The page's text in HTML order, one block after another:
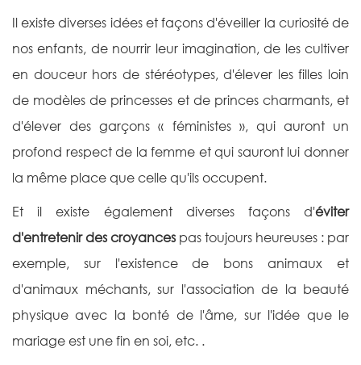
Il existe diverses idées et façons d'éveiller la curiosité de
nos enfants, de nourrir leur imagination, de les cultiver
en douceur hors de stéréotypes, d'élever les filles loin
de modèles de princesses et de princes charmants, et
d'élever des garçons « féministes », qui auront un
profond respect de la femme et qui sauront lui donner
la même place que celle qu'ils occupent.
Et il existe également diverses façons d'éviter
d'entretenir des croyances pas toujours heureuses : par
exemple, sur l'existence de bons animaux et
d'animaux méchants, sur l'association de la beauté
physique avec la bonté de l'âme, sur l'idée que le
mariage est une fin en soi, etc. .